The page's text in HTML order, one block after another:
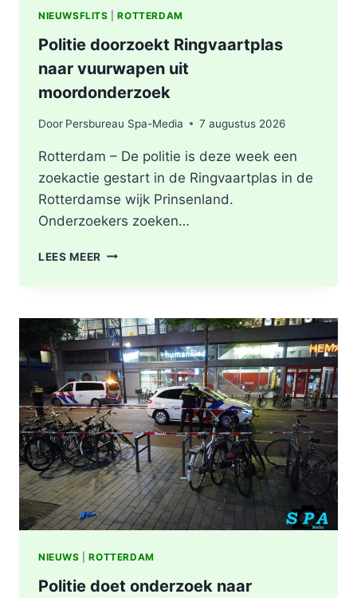
NIEUWSFLITS |ROTTERDAM
Politie doorzoekt Ringvaartplas
naar vuurwapen uit
moordonderzoek
Door Persbureau Spa-Media 7 augustus 2026
Rotterdam – De politie is deze week een
zoekactie gestart in de Ringvaartplas in de
Rotterdamse wijk Prinsenland.
Onderzoekers zoeken…
LEES MEER POLITIE
VUURWAPEN
UIT
MOORDONDERZOEK
NIEUWS |ROTTERDAM
Politie doet onderzoek naar